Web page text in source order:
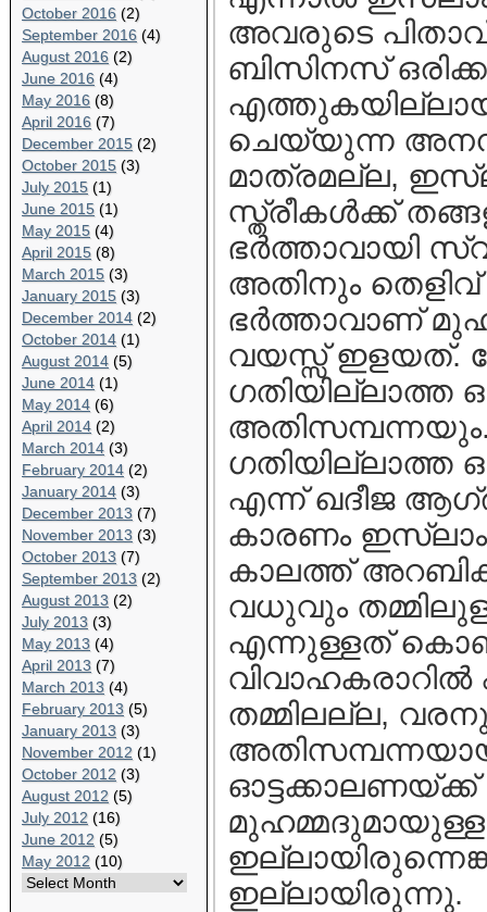
October 2016 (2)
September 2016 (4)
August 2016 (2)
June 2016 (4)
May 2016 (8)
April 2016 (7)
December 2015 (2)
October 2015 (3)
July 2015 (1)
June 2015 (1)
May 2015 (4)
April 2015 (8)
March 2015 (3)
January 2015 (3)
December 2014 (2)
October 2014 (1)
August 2014 (5)
June 2014 (1)
May 2014 (6)
April 2014 (2)
March 2014 (3)
February 2014 (2)
January 2014 (3)
December 2013 (7)
November 2013 (3)
October 2013 (7)
September 2013 (2)
August 2013 (2)
July 2013 (3)
May 2013 (4)
April 2013 (7)
March 2013 (4)
February 2013 (5)
January 2013 (3)
November 2012 (1)
October 2012 (3)
August 2012 (5)
July 2012 (16)
June 2012 (5)
May 2012 (10)
അവരുടെ
ബിസിനസ്
ചെയ്യുന്ന
മാത്രമല്ല,
സ്ത്രീകള്‍ക്ക്
ഭര്‍ത്താവായി
അതിനും തെളിവ്
ഭര്‍ത്താവാണ്
വയസ്സ് ഇളയത്.
ഗതിയില്ലാത്ത
ഗതിയില്ലാത്ത
എന്ന് ഖദീജ
കാരണം
കാലത്ത്
വധുവും
എന്നുള്ളത്
തമ്മിലല്ല,
മുഹമ്മദുമായുള്ള
ഇല്ലായിരുന്നു.